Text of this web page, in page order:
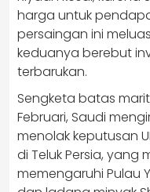
harga untuk
persaingan ini
keduanya berebut
terbarukan.
Sengketa batas
Februari, Saudi
menolak keputusan
di Teluk Persia, yang
memengaruhi Pulau